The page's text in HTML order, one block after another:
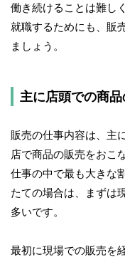
働き続けることは難し
就職するためにも、販
ましょう。
主に店頭での商
販売の仕事内容は、主
店で商品の販売をおこ
仕事の中で最も大きな
たての場合は、まずは
多いです。
最初に現場での販売を